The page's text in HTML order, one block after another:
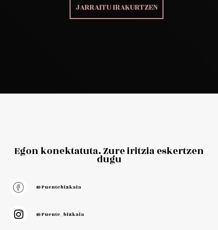
JARRAITU IRAKURTZEN
Egon konektatuta. Zure iritzia eskertzen
dugu
@puentebizkaia
@puente_bizkaia